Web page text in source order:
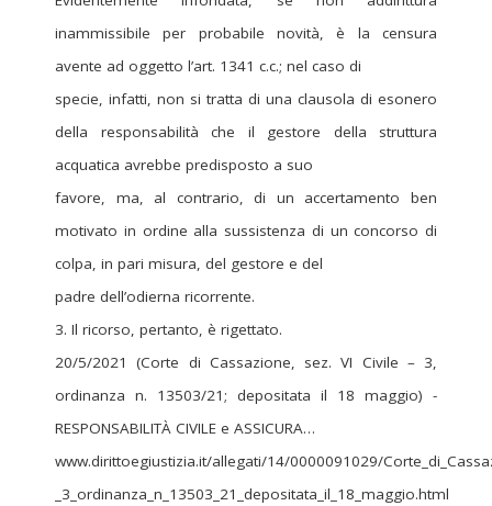
inammissibile per probabile novità, è la censura
avente ad oggetto l’art. 1341 c.c.; nel caso di
specie, infatti, non si tratta di una clausola di esonero
della responsabilità che il gestore della struttura
acquatica avrebbe predisposto a suo
favore, ma, al contrario, di un accertamento ben
motivato in ordine alla sussistenza di un concorso di
colpa, in pari misura, del gestore e del
padre dell’odierna ricorrente.
3. Il ricorso, pertanto, è rigettato.
20/5/2021 (Corte di Cassazione, sez. VI Civile – 3,
ordinanza n. 13503/21; depositata il 18 maggio) -
RESPONSABILITÀ CIVILE e ASSICURA…
www.dirittoegiustizia.it/allegati/14/0000091029/
_3_ordinanza_n_13503_21_depositata_il_18_maggio.html